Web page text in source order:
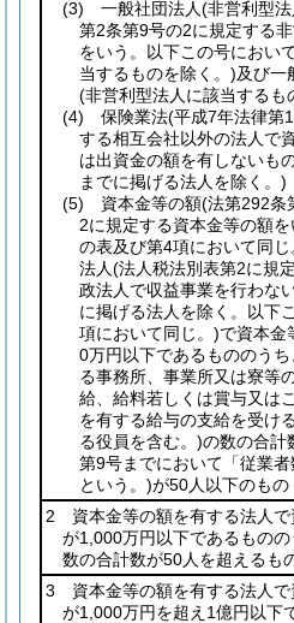
(3) 一般社団法人(非営利型法
第2条第9号の2に規定する
をいう。以下この号におい
当するものを除く。)及び一
(非営利型法人に該当するも
(4) 保険業法(平成7年法律第
する相互会社以外の法人で
は出資金の額を有しないも
までに掲げる法人を除く。)
(5) 資本金等の額(法第292条
2に規定する資本金等の額を
の表及び第4項において同じ
法人(法人税法別表第2に規
政法人で収益事業を行わな
に掲げる法人を除く。以下
項において同じ。)で資本金
0万円以下であるもののう
る事務所、事業所又は寮等
給、給料若しくは賞与又は
を有する給与の支給を受け
る役員を含む。)の数の合計
第9号までにおいて「従業者
という。)が50人以下のもの
2 資本金等の額を有する法人で
が1,000万円以下であるもの
数の合計数が50人を超えるも
3 資本金等の額を有する法人で
が1,000万円を超え1億円以下